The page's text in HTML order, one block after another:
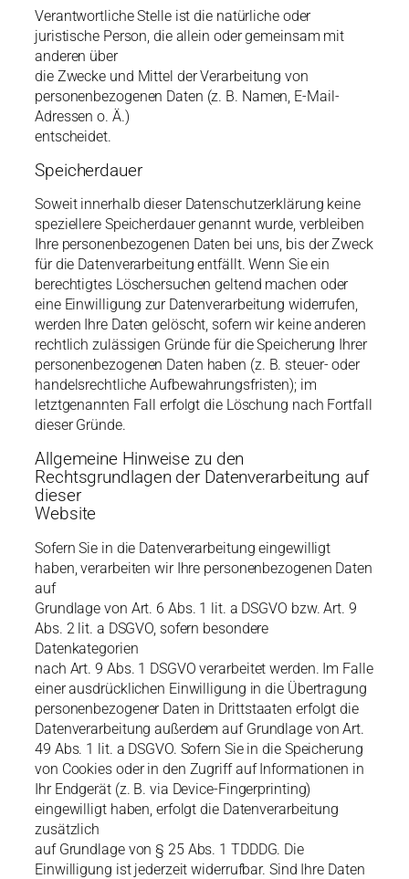
Verantwortliche Stelle ist die natürliche oder
juristische Person, die allein oder gemeinsam mit
anderen über
die Zwecke und Mittel der Verarbeitung von
personenbezogenen Daten (z. B. Namen, E-Mail-
Adressen o. Ä.)
entscheidet.
Speicherdauer
Soweit innerhalb dieser Datenschutzerklärung keine
speziellere Speicherdauer genannt wurde, verbleiben
Ihre personenbezogenen Daten bei uns, bis der Zweck
für die Datenverarbeitung entfällt. Wenn Sie ein
berechtigtes Löschersuchen geltend machen oder
eine Einwilligung zur Datenverarbeitung widerrufen,
werden Ihre Daten gelöscht, sofern wir keine anderen
rechtlich zulässigen Gründe für die Speicherung Ihrer
personenbezogenen Daten haben (z. B. steuer- oder
handelsrechtliche Aufbewahrungsfristen); im
letztgenannten Fall erfolgt die Löschung nach Fortfall
dieser Gründe.
Allgemeine Hinweise zu den
Rechtsgrundlagen der Datenverarbeitung auf
dieser
Website
Sofern Sie in die Datenverarbeitung eingewilligt
haben, verarbeiten wir Ihre personenbezogenen Daten
auf
Grundlage von Art. 6 Abs. 1 lit. a DSGVO bzw. Art. 9
Abs. 2 lit. a DSGVO, sofern besondere
Datenkategorien
nach Art. 9 Abs. 1 DSGVO verarbeitet werden. Im Falle
einer ausdrücklichen Einwilligung in die Übertragung
personenbezogener Daten in Drittstaaten erfolgt die
Datenverarbeitung außerdem auf Grundlage von Art.
49 Abs. 1 lit. a DSGVO. Sofern Sie in die Speicherung
von Cookies oder in den Zugriff auf Informationen in
Ihr Endgerät (z. B. via Device-Fingerprinting)
eingewilligt haben, erfolgt die Datenverarbeitung
zusätzlich
auf Grundlage von § 25 Abs. 1 TDDDG. Die
Einwilligung ist jederzeit widerrufbar. Sind Ihre Daten